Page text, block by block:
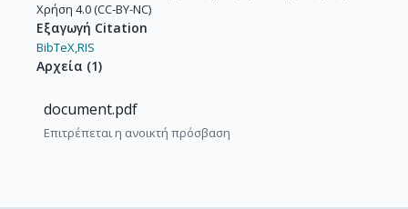
Χρήση 4.0 (CC-BY-NC)
Εξαγωγή Citation
BibTeX,RIS
Αρχεία (1)
document.pdf
Επιτρέπεται η ανοικτή πρόσβαση